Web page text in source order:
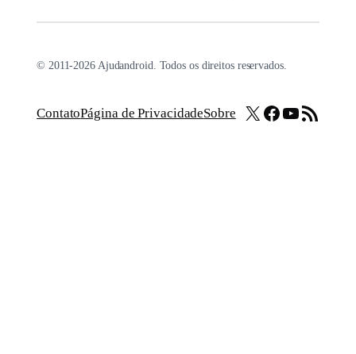
© 2011-2026 Ajudandroid. Todos os direitos reservados.
ContatoPágina de PrivacidadeSobre X Facebook
Youtube
Feed RSS